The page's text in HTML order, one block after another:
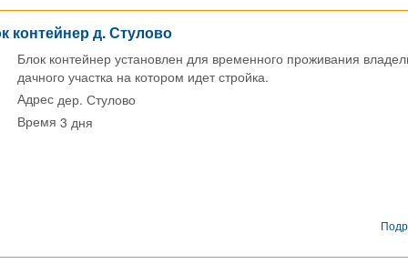
контейнер д. Стулово
Блок контейнер установлен для временного проживания
дачного участка на котором идет стройка.
Адрес дер. Стулово
Время3 дня